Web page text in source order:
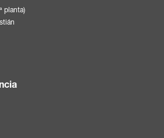
planta)